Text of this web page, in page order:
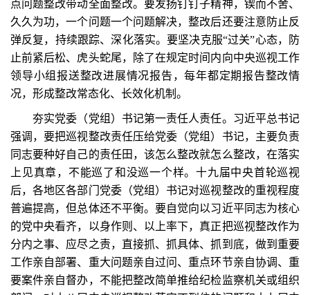
点问题整改带动全面整改。要发扬钉钉子精神，锲而不舍、
久久为功，一个问题一个问题解决，整改后还要注意防止反
弹反复，持续跟踪、深化落实。要坚决克服“过关”心态，防
止前紧后松、虎头蛇尾，除了在规定时间内向中央巡视工作
领导小组报送整改进展情况报告，每年都定期报告整改情
况，形成整改常态化、长效化机制。
夯实党委（党组）书记第一责任人责任。习近平总书记
强调，要把巡视整改责任压给党委（党组）书记，主要负责
同志要种好自己的责任田，该怎么整改就怎么整改，在落实
上见真章，不能巡了和没巡一个样。十九届中央首轮巡视
后，各地区各部门党委（党组）书记对巡视整改的重视程度
普遍提高，但总体还不平衡。要自觉向以习近平同志为核心
的党中央看齐，以身作则、以上率下，真正把巡视整改作为
分内之事、应尽之责，直接抓、抓具体、抓到底，做到重要
工作亲自部署、重大问题亲自过问、重点环节亲自协调、重
要案件亲自督办，不能把整改简单推给纪检监察机关或组织